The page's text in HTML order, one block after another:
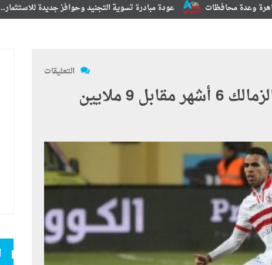
عودة مبادرة تسوية التجنيد وحوافز جديدة للاستثمار.. أبرز توصيات مؤتمر
التعليقات
النجم الساحلى يطلب "كابتن" الزمالك 6 أشهر مقابل 9 ملايين